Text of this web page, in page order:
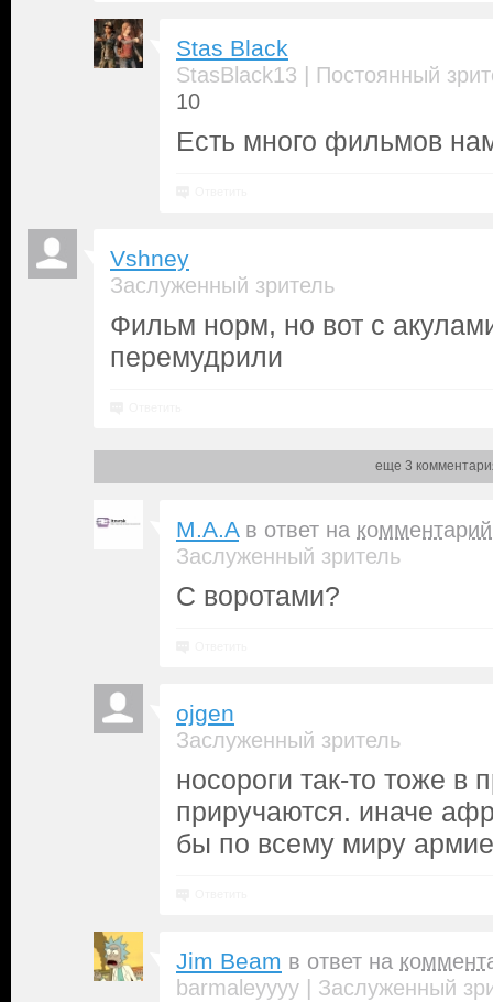
Stas Black
StasBlack13 | Постоянный
10
Есть много фильмов
Vshney
Заслуженный зритель
Фильм норм, но вот с
перемудрили
еще 3
M.A.A в ответ на комментарий
Заслуженный зритель
С воротами?
ojgen
Заслуженный зритель
носороги так-то тоже в
приручаются. иначе
бы по всему миру
Jim Beam в ответ на
barmaleyyyy | Заслуженный